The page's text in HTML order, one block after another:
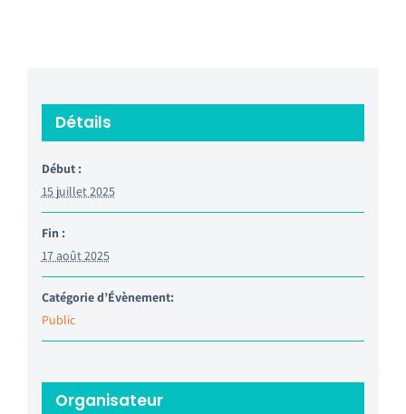
Détails
Début :
15 juillet 2025
Fin :
17 août 2025
Catégorie d’Évènement:
Public
Organisateur